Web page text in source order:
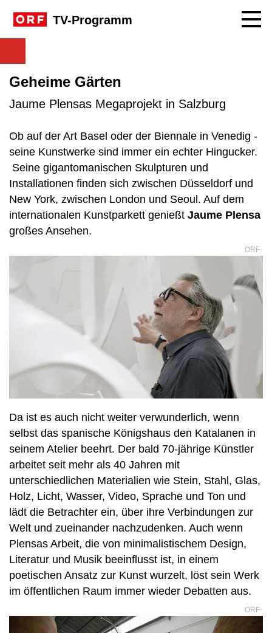
TV-Programm
Geheime Gärten
Jaume Plensas Megaprojekt in Salzburg
Ob auf der Art Basel oder der Biennale in Venedig -
seine Kunstwerke sind immer ein echter Hingucker.
Seine gigantomanischen Skulpturen und
Installationen finden sich zwischen Düsseldorf und
New York, zwischen London und Seoul. Auf dem
internationalen Kunstparkett genießt Jaume Plensa
großes Ansehen.
ORF
Da ist es auch nicht weiter verwunderlich, wenn
selbst das spanische Königshaus den Katalanen in
seinem Atelier beehrt. Der bald 70-jährige Künstler
arbeitet seit mehr als 40 Jahren mit
unterschiedlichen Materialien wie Stein, Stahl, Glas,
Holz, Licht, Wasser, Video, Sprache und Ton und
lädt die Betrachter ein, über ihre Verbindungen zur
Welt und zueinander nachzudenken. Auch wenn
Plensas Arbeit, die von minimalistischem Design,
Literatur und Musik beeinflusst ist, in einem
poetischen Ansatz zur Kunst wurzelt, löst sein Werk
im öffentlichen Raum immer wieder Debatten aus.
ORF